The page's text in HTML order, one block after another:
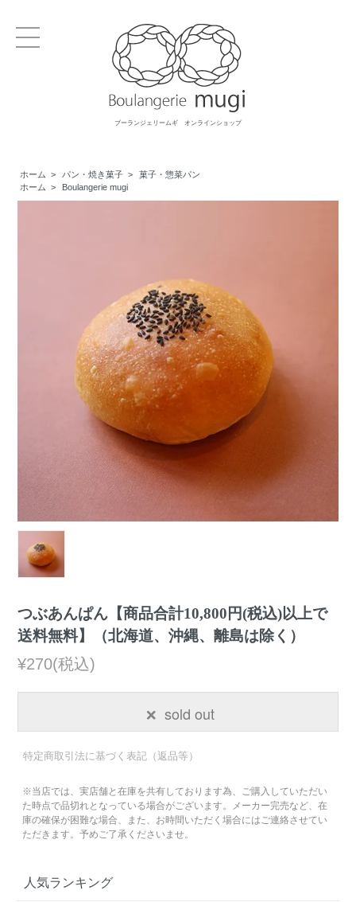
ブーランジェリームギ オンラインショップ
ホーム > パン・焼き菓子 >
菓子・惣菜パン
ホーム > Boulangerie mugi
つぶあんぱん【商品合計10,800円(税込)以上で
送料無料】（北海道、沖縄、離島は除く）
¥270(税込)
sold out
特定商取引法に基づく表記（返品等）
※当店では、実店舗と在庫を共有しております為、ご購入していただい
た時点で品切れとなっている場合がございます。メーカー完売など、在
庫の確保が困難な場合、また、お時間いただく場合にはご連絡させてい
ただきます。予めご了承くださいませ。
人気ランキング